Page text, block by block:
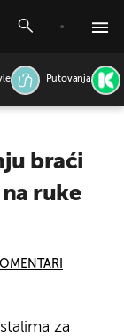
Putovanja
braći
ruke
za